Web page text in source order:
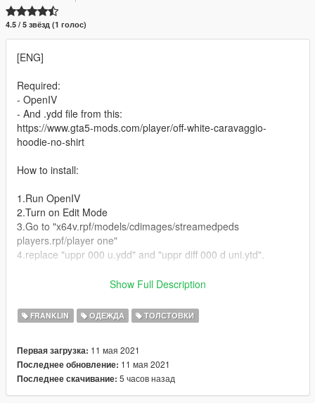
4.5 / 5 звёзд (1 голос)
[ENG]
Required:
- OpenIV
- And .ydd file from this:
https://www.gta5-mods.com/player/off-white-caravaggio-
hoodie-no-shirt
How to install:
1.Run OpenIV
2.Turn on Edit Mode
3.Go to "x64v.rpf/models/cdimages/streamedpeds
players.rpf/player one"
4.replace "uppr 000 u.ydd" and "uppr diff 000 d uni.ytd".
2. Wlacz Edit Mode
3. Przejdz do "x64v.rpf/models/cdimages/streamedpeds
4. Zamien "uppr 000 u.ydd" i "uppr diff 000 d uni.ytd".
Thanks for downloading!/Dzieki za zainstalowanie!
ig: @deriv99
Show Full Description
FRANKLIN ОДЕЖДА ТОЛСТОВКИ
Первая загрузка: 11 мая 2021
Последнее обновление: 11 мая 2021
Последнее скачивание: 5 часов назад